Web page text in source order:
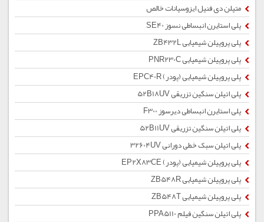
متیلن دی فنیل ایزوسیانات خالص
پلی استایرن انبساطی نسوز SE40
پلی پروپیلن شیمیایی ZB432L
پلی پروپیلن شیمیایی PNR230C
پلی پروپیلن شیمیایی (پودر) EPC40R
پلی اتیلن سنگین تزریقی 52B18UV
پلی استایرن انبساطی دیرسوز F300
پلی اتیلن سنگین تزریقی 52B11UV
پلی اتیلن سبک خطی دورانی 32604UV
پلی پروپیلن شیمیایی (پودر) EP2X83CE
پلی پروپیلن شیمیایی ZB548R
پلی پروپیلن شیمیایی ZB548T
پلی اتیلن سنگین فیلم PPA5110